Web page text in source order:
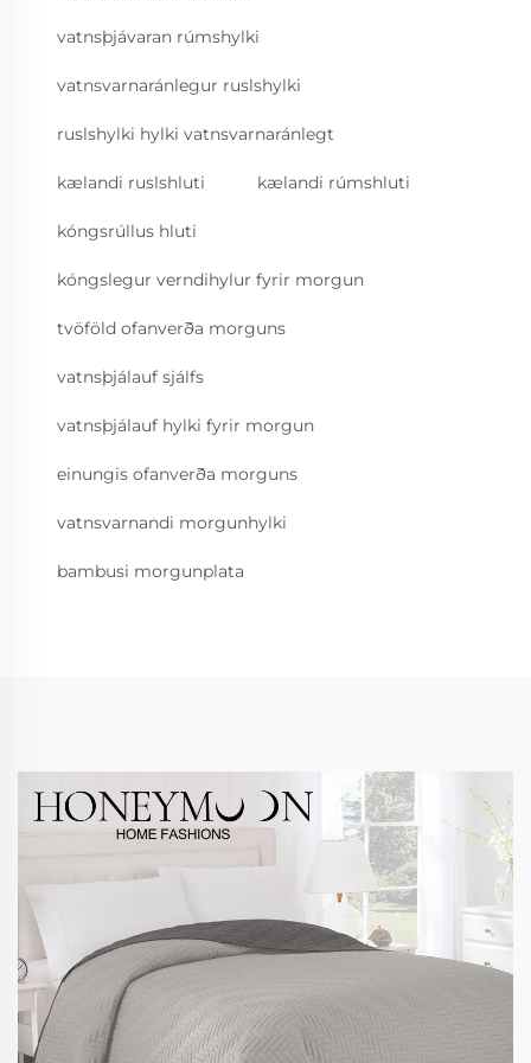
vatnsþjávaran rúmshylki
vatnsvarnaránlegur ruslshylki
ruslshylki hylki vatnsvarnaránlegt
kælandi ruslshluti kælandi rúmshluti
kóngsrúllus hluti
kóngslegur verndihylur fyrir morgun
tvöföld ofanverða morguns
vatnsþjálauf sjálfs
vatnsþjálauf hylki fyrir morgun
einungis ofanverða morguns
vatnsvarnandi morgunhylki
bambusi morgunplata